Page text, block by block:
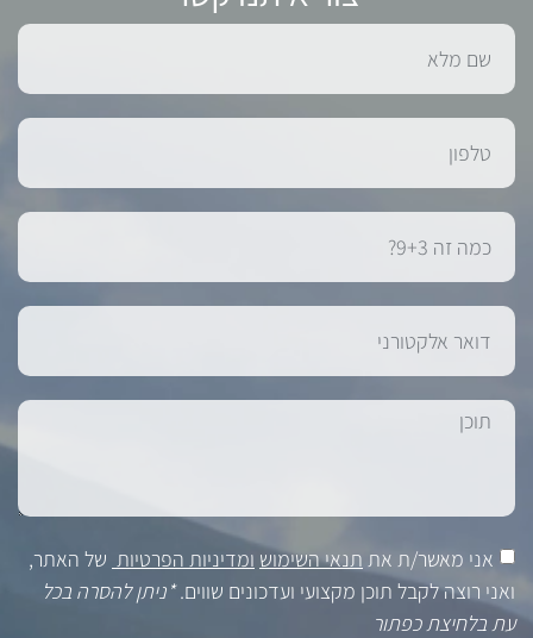
אני מאשר/ת את תנאי השימוש ומדיניות הפרטיות של האתר,
ואני רוצה לקבל תוכן מקצועי ועדכונים שווים.*ניתן להסרה בכל
עת בלחיצת כפתור